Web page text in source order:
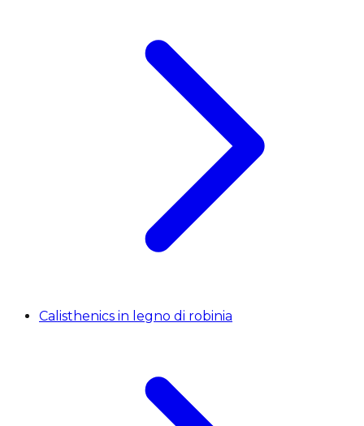
Calisthenics in legno di robinia